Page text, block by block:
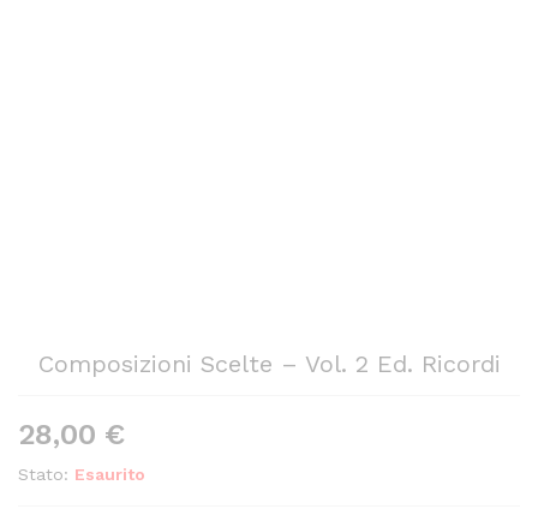
Composizioni Scelte – Vol. 2 Ed. Ricordi
28,00 €
Stato: Esaurito